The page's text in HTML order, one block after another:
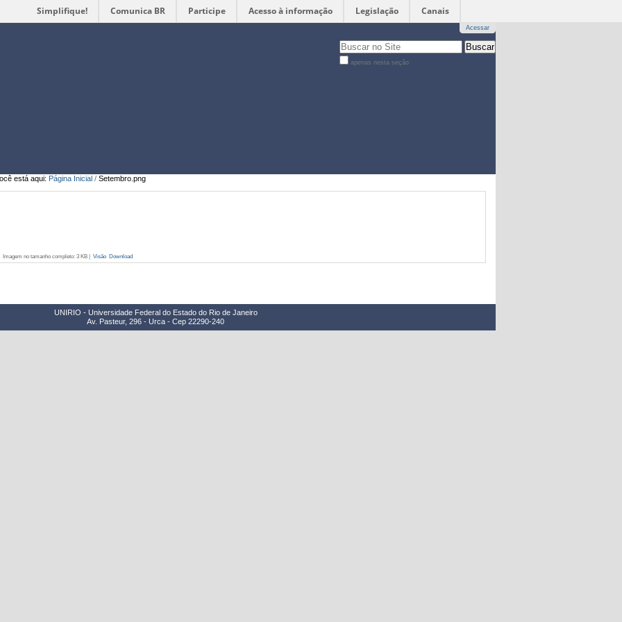
Simplifique! Comunica BR Participe Acesso à informação Legislação Canais
Acessar
Busca
apenas nesta seção
está aqui: Página Inicial / Setembro.png
Imagem no tamanho completo: 3 KB| Visão Download
UNIRIO - Universidade Federal do Estado do Rio de Janeiro
Av. Pasteur, 296 - Urca - Cep 22290-240